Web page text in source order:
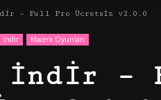
– Full Pro Ücretsiz v2.0.0
İndir Macera Oyunları
İndir –